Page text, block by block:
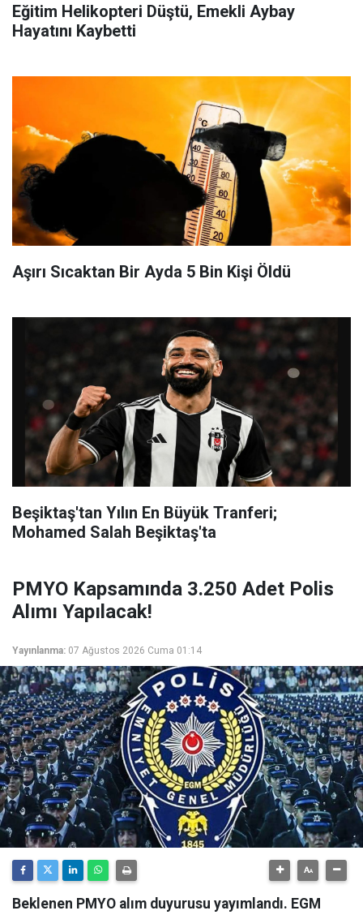
Eğitim Helikopteri Düştü, Emekli Aybay
Hayatını Kaybetti
Aşırı Sıcaktan Bir Ayda 5 Bin Kişi Öldü
Beşiktaş'tan Yılın En Büyük Tranferi;
Mohamed Salah Beşiktaş'ta
PMYO Kapsamında 3.250 Adet Polis
Alımı Yapılacak!
Yayınlanma: 07 Ağustos 2026 Cuma 01:14
Beklenen PMYO alım duyurusu yayımlandı. EGM